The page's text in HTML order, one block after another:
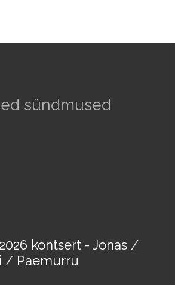
sündmused
kontsert - Jonas /
/ Paemurru